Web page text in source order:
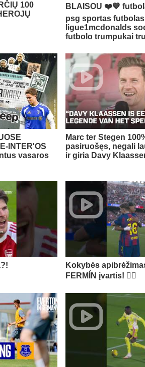
100
BLAISOU ❤️💙
psg sportas futbolas
ligue1mcdonalds
futbolo trumpukai
INTER'OS
vasaros
Marc ter Stegen
pasiruošęs, negali
ir giria Davy
Kokybės
FERMÍN įvartis! 😮‍💨